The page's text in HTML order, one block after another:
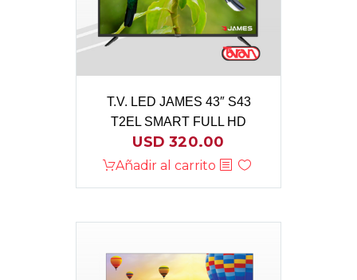
T.V. LED JAMES 43″ S43
T2EL SMART FULL HD
USD320.00
Añadir al carrito